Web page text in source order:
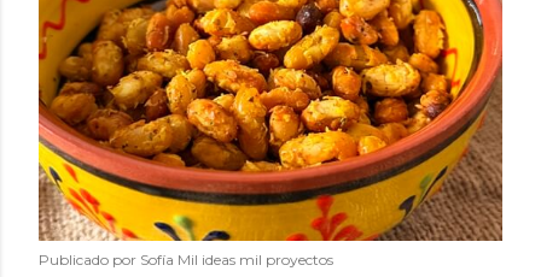
Publicado por Sofía Mil ideas mil proyectos